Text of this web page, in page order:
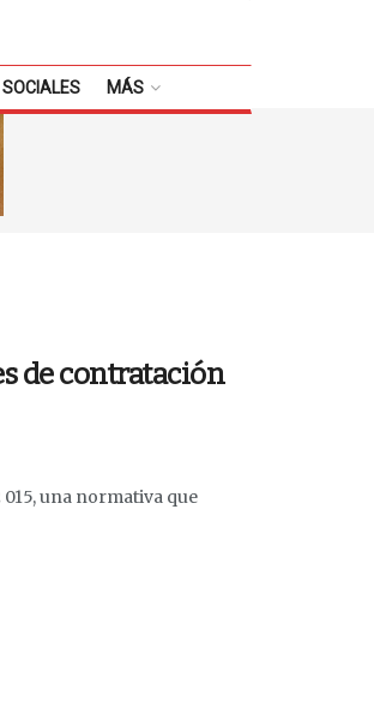
SOCIALES MÁS
de contratación
una normativa que